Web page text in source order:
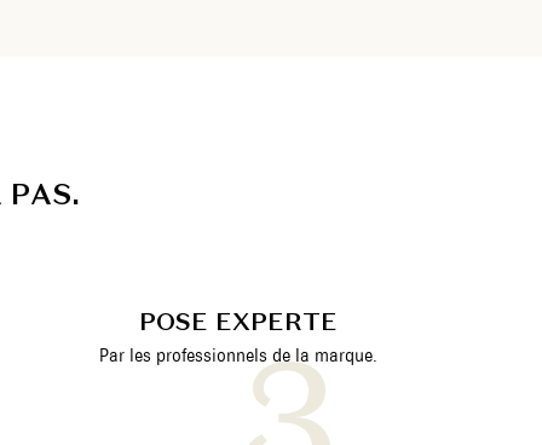
PAS.
POSE EXPERTE
Par les professionnels de la marque.